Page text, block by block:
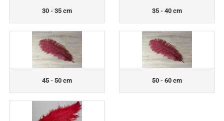
30 - 35 cm 35 - 40 cm
45 - 50 cm 50 - 60 cm